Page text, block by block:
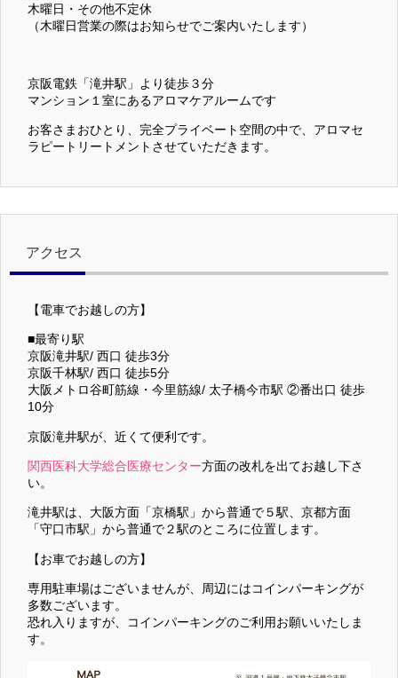
木曜日・その他不定休
（木曜日営業の際はお知らせでご案内いたします）
京阪電鉄「滝井駅」より徒歩３分
マンション１室にあるアロマケアルームです
お客さまおひとり、完全プライベート空間の中で、アロマセ
ラピートリートメントさせていただきます。
アクセス
【電車でお越しの方】
■最寄り駅
京阪滝井駅/ 西口 徒歩3分
京阪千林駅/ 西口 徒歩5分
大阪メトロ谷町筋線・今里筋線/ 太子橋今市駅 ②番出口 徒歩
10分
京阪滝井駅が、近くて便利です。
関西医科大学総合医療センター方面の改札を出てお越し下さ
い。
滝井駅は、大阪方面「京橋駅」から普通で５駅、京都方面
「守口市駅」から普通で２駅のところに位置します。
【お車でお越しの方】
専用駐車場はございませんが、周辺にはコインパーキングが
多数ございます。
恐れ入りますが、コインパーキングのご利用お願いいたしま
す。